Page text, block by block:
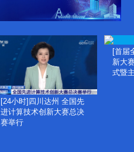
[24小时]四川达州 全国先
进计算技术创新大赛总决
赛举行
[首届
新大
式暨